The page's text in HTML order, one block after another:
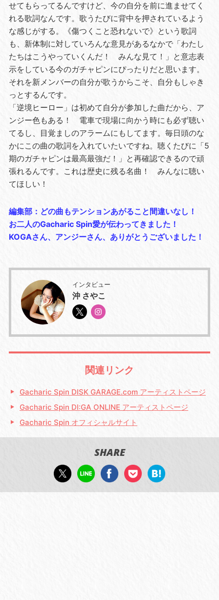
せてもらってるんですけど、今の自分を前に進ませてく
れる歌詞なんです。歌うたびに背中を押されているよう
な感じがする。《傷つくこと恐れないで》という歌詞
も、新体制に対していろんな意見があるなかで「わたし
たちはこうやっていくんだ！ みんな見て！」と意志表
示をしている今のガチャピンにぴったりだと思います。
それを新メンバーの自分が歌うからこそ、自分もしゃき
っとするんです。
「逆境ヒーロー」は初めて自分が参加した曲だから、ア
ンジー色もある！ 電車で現場に向かう時にも必ず聴い
てるし、目覚ましのアラームにもしてます。毎日頭のな
かにこの曲の歌詞を入れていたいですね。聴くたびに「5
期のガチャピンは最高最強だ！」と再確認できるので頑
張れるんです。これは歴史に残る名曲！ みんなに聴い
てほしい！
編集部：どの曲もテンションあがること間違いなし！
お二人のGacharic Spin愛が伝わってきました！
KOGAさん、アンジーさん、ありがとうございました！
インタビュー
沖 さやこ
関連リンク
Gacharic Spin DISK GARAGE.com アーティストページ
Gacharic Spin DI:GA ONLINE アーティストページ
Gacharic Spin オフィシャルサイト
SHARE